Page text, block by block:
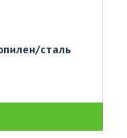
сталь